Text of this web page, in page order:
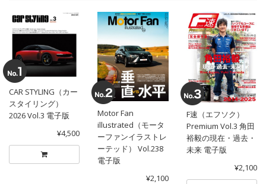
CAR STYLING（カー
スタイリング）
2026 Vol.3 電子版
¥4,500
Motor Fan
illustrated（モータ
ーファンイラストレ
ーテッド） Vol.238
電子版
¥2,100
F速（エフソク）
Premium Vol.3 角田
裕毅の現在・過去・
未来 電子版
¥2,100